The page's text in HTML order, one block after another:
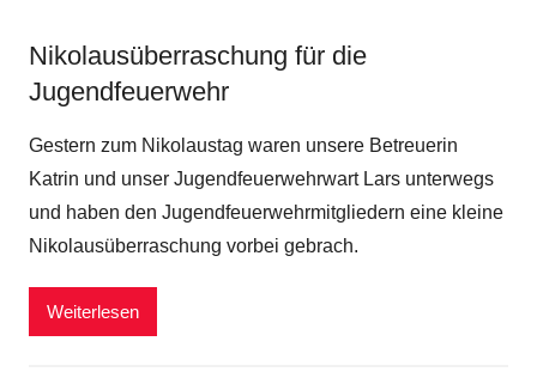
Nikolausüberraschung für die
Jugendfeuerwehr
Gestern zum Nikolaustag waren unsere Betreuerin
Katrin und unser Jugendfeuerwehrwart Lars unterwegs
und haben den Jugendfeuerwehrmitgliedern eine kleine
Nikolausüberraschung vorbei gebrach.
Weiterlesen